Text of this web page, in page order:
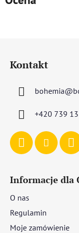
Kontakt
bohemia@
+420 739
Informacje dla
O nas
Regulamin
Moje zamówienie